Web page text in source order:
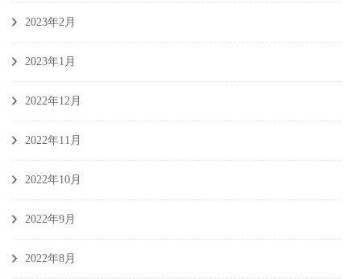
2023年2月
2023年1月
2022年12月
2022年11月
2022年10月
2022年9月
2022年8月